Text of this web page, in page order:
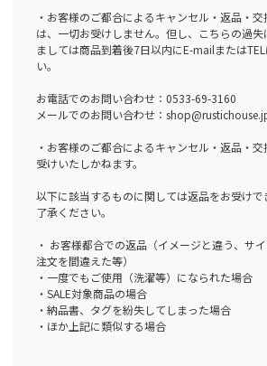
・お客様のご都合によるキャンセル・返品・
は、一切お受けしません。但し、こちらの過失
ましては商品到着後7日以内にE-mailまたは
い。
お電話でのお問い合わせ：0533-69-3160
メールでのお問い合わせ：
・お客様のご都合によるキャンセル・返品・
受けいたしかねます。
以下に該当するものに関しては返品をお受け
了承ください。
・ お客様都合での返品（イメージと違う、サイ
注文を間違えた等）
・一度でもご使用（洗濯等）になられた場合
・SALE対象商品の場合
・納品書、タグを紛失してしまった場合
・ほか上記に類似する場合